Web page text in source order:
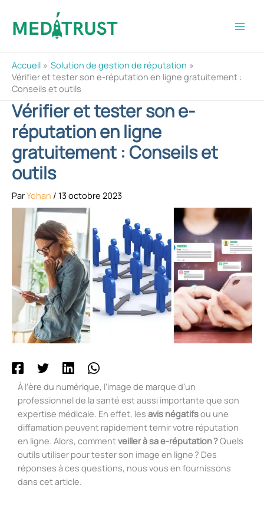
contenu
Accueil
Solution de gestion de réputation
Vérifier et tester son e-réputation en ligne gratuitement :
Conseils et outils
Vérifier et tester son e-
réputation en ligne
gratuitement : Conseils et
outils
ParYohan / 13 octobre 2023
À l’ère du numérique, l’image de marque d’un
professionnel de la santé est aussi importante que son
expertise médicale. En effet, les avis négatifsou une
diffamation peuvent rapidement ternir votre réputation
en ligne. Alors, commentveiller à sa e-réputation ?Quels
outils utiliser pour tester son image en ligne ? Des
réponses à ces questions, nous vous en fournissons
dans cet article.